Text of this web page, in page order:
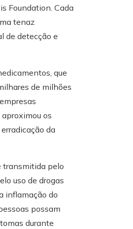
Foundation. Cada
tenaz
de detecção e
que
de milhões
os
da
transmitida pelo
uso de drogas
inflamação do
possam
durante